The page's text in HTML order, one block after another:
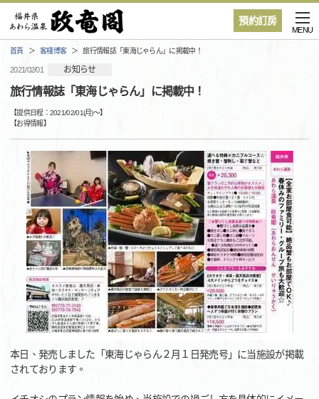
預約訂房
MENU
首頁 客棧博客 旅行情報誌「東海じゃらん」に掲載中！
2021/02/01 お知らせ
旅行情報誌「東海じゃらん」に掲載中！
【提供日程： 2021/02/01(月)〜】
【お得情報】
本日、発売しました「東海じゃらん２月１日発売号」に当施設が掲載
されております。